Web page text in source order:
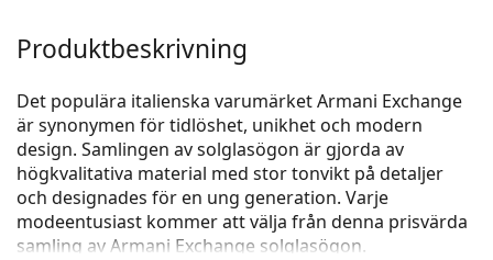
Produktbeskrivning
Det populära italienska varumärket Armani Exchange
är synonymen för tidlöshet, unikhet och modern
design. Samlingen av solglasögon är gjorda av
högkvalitativa material med stor tonvikt på detaljer
och designades för en ung generation. Varje
modeentusiast kommer att välja från denna prisvärda
samling av Armani Exchange solglasögon.